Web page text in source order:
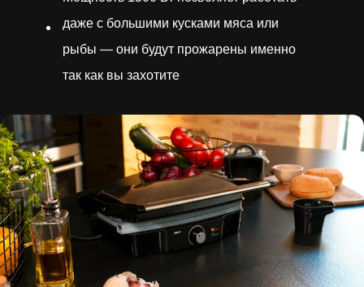
даже с большими кусками мяса или
рыбы — они будут прожарены именно
так как вы захотите